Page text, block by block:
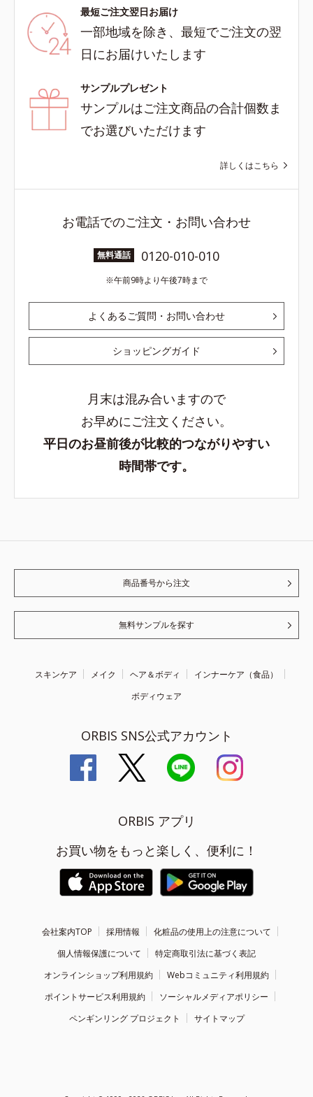
最短ご注文翌日お届け
一部地域を除き、最短でご注文の翌
日にお届けいたします
サンプルプレゼント
サンプルはご注文商品の合計個数ま
でお選びいただけます
詳しくはこちら
お電話でのご注文・お問い合わせ
無料通話 0120-010-010
午前9時より午後7時まで
よくあるご質問・お問い合わせ
ショッピングガイド
月末は混み合いますので
お早めにご注文ください。
平日のお昼前後が比較的つながりやすい
時間帯です。
商品番号から注文
無料サンプルを探す
スキンケア メイク ヘア＆ボディ
インナーケア（食品）
ボディウェア
ORBIS SNS公式アカウント
ORBIS アプリ
お買い物をもっと楽しく、便利に！
会社案内TOP 採用情報
化粧品の使用上の注意について
個人情報保護について
特定商取引法に基づく表記
オンラインショップ利用規約
Webコミュニティ利用規約
ポイントサービス利用規約
ソーシャルメディアポリシー
ペンギンリング プロジェクト
サイトマップ